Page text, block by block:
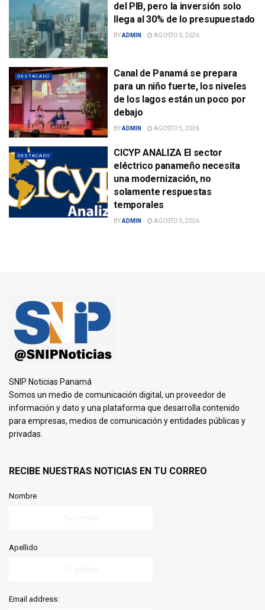
del PIB, pero la inversión solo
llega al 30% de lo presupuestado
BYADMIN AGOSTO 5, 2026
DESTACADO
Canal de Panamá se prepara
para un niño fuerte, los niveles
de los lagos están un poco por
debajo
BYADMIN AGOSTO 5, 2026
DESTACADO
CICYP ANALIZA El sector
eléctrico panameño necesita
una modernización, no
solamente respuestas
temporales
BYADMIN AGOSTO 5, 2026
SNIP Noticias Panamá
Somos un medio de comunicación digital, un proveedor de
información y dato y una plataforma que desarrolla contenido
para empresas, medios de comunicación y entidades públicas y
privadas.
RECIBE NUESTRAS NOTICIAS EN TU CORREO
Nombre
Apellido
Email address: